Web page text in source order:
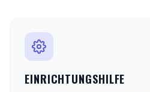
EINRICHTUNGSHILFE